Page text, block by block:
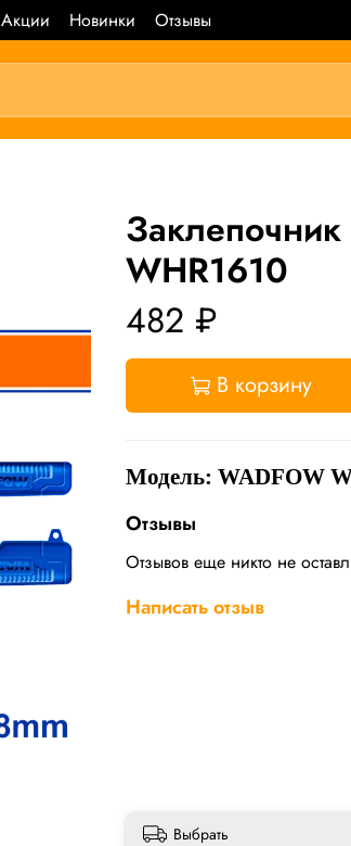
Акции Новинки Отзывы
WHR1610
482 ₽
В корзину
Модель: WADFOW
Отзывы
Отзывов еще никто не
Написать отзыв
Выбрать